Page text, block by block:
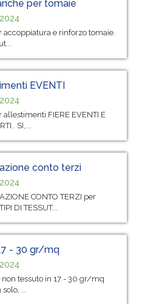
per tomaie
accoppiatura e rinforzo tomaie.
EVENTI
allestimenti FIERE EVENTI E
SI,...
conto terzi
CONTO TERZI per
DI TESSUT...
- 30 gr/mq
non tessuto in 17 - 30 gr/mq
...